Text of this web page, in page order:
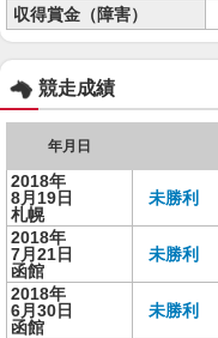
収得賞金（障害）
競走成績
年月日
2018年
8月19日
札幌
未勝利
2018年
7月21日
函館
未勝利
2018年
6月30日
函館
未勝利